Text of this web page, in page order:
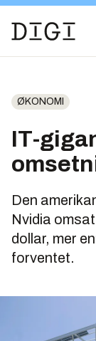
ØKONOMI
IT-
Den
Nvidia
dollar, mer
forventet.